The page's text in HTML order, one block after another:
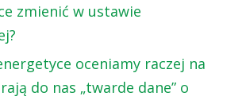
zmienić w ustawie
oceniamy raczej na
do nas „twarde dane” o